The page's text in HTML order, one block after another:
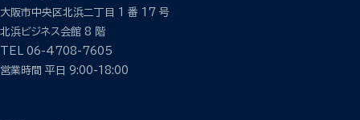
大阪市中央区北浜二丁目 1 番 17 号
北浜ビジネス会館 8 階
TEL 06-4708-7605
営業時間 平日 9:00-18:00